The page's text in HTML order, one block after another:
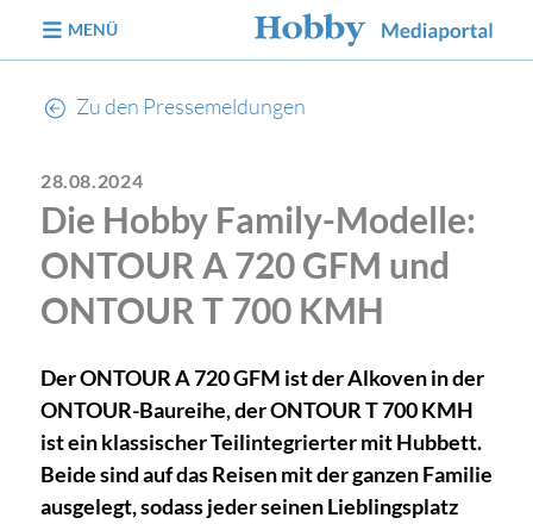
MENÜ
Zu den Pressemeldungen
28.08.2024
Die Hobby Family-Modelle:
ONTOUR A 720 GFM und
ONTOUR T 700 KMH
Der ONTOUR A 720 GFM ist der Alkoven in der
ONTOUR-Baureihe, der ONTOUR T 700 KMH
ist ein klassischer Teilintegrierter mit Hubbett.
Beide sind auf das Reisen mit der ganzen Familie
ausgelegt, sodass jeder seinen Lieblingsplatz